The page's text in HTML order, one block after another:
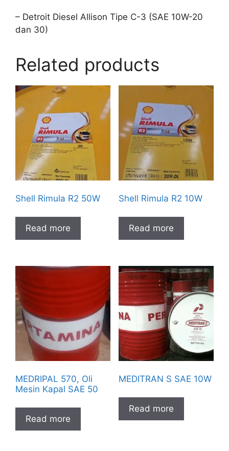
– Detroit Diesel Allison Tipe C-3 (SAE 10W-20
dan 30)
Related products
Shell Rimula R2 50W
Read more
Shell Rimula R2 10W
Read more
MEDRIPAL 570, Oli
Mesin Kapal SAE 50
Read more
MEDITRAN S SAE 10W
Read more